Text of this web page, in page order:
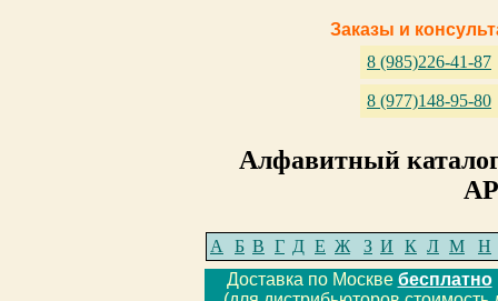
Заказы и
8 (985)226-41-87
8 (977)148-95-80
Алфавитный
А Б В Г Д Е Ж З И К Л М
Н
Доставка по Москве бесплатно